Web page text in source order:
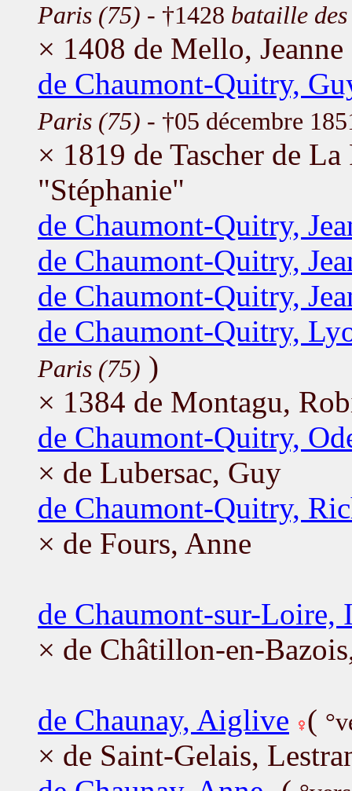
Paris (75) - †1428 bataille
× 1408 de Mello, Jeanne
de Chaumont-Quitry,
Paris (75) - †05 décembre
× 1819 de Tascher de
"Stéphanie"
de Chaumont-Quitry,
de Chaumont-Quitry,
de Chaumont-Quitry,
de Chaumont-Quitry,
Paris (75) )
× 1384 de Montagu,
de Chaumont-Quitry,
× de Lubersac, Guy
de Chaumont-Quitry,
× de Fours, Anne
de Chaumont-sur-Loire,
× de Châtillon-en-
de Chaunay, Aiglive (
× de Saint-Gelais,